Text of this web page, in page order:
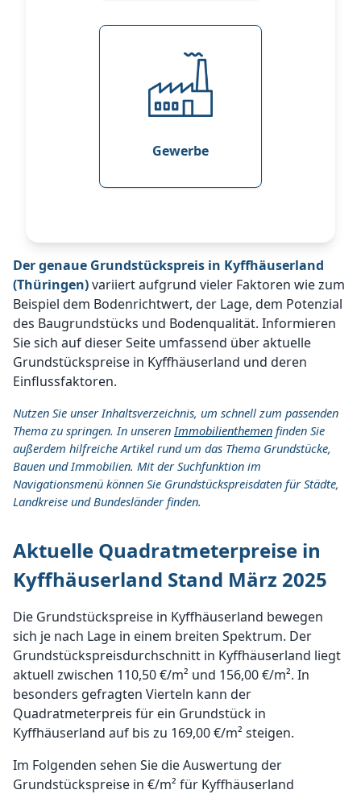
Gewerbe
Der genaue Grundstückspreis in Kyffhäuserland
(Thüringen)variiert aufgrund vieler Faktoren wie zum
Beispiel dem Bodenrichtwert, der Lage, dem Potenzial
des Baugrundstücks und Bodenqualität. Informieren
Sie sich auf dieser Seite umfassend über aktuelle
Grundstückspreise in Kyffhäuserland und deren
Einflussfaktoren.
Nutzen Sie unser Inhaltsverzeichnis, um schnell zum passenden
Thema zu springen. In unserenImmobilienthemen finden Sie
außerdem hilfreiche Artikel rund um das Thema Grundstücke,
Bauen und Immobilien. Mit der Suchfunktion im
Navigationsmenü können Sie Grundstückspreisdaten für Städte,
Landkreise und Bundesländer finden.
Aktuelle Quadratmeterpreise in
Kyffhäuserland Stand März 2025
Die Grundstückspreise in Kyffhäuserland bewegen
sich je nach Lage in einem breiten Spektrum. Der
Grundstückspreisdurchschnitt in Kyffhäuserland liegt
aktuell zwischen 110,50 €/m² und 156,00 €/m². In
besonders gefragten Vierteln kann der
Quadratmeterpreis für ein Grundstück in
Kyffhäuserland auf bis zu 169,00 €/m² steigen.
Im Folgenden sehen Sie die Auswertung der
Grundstückspreise in €/m² für Kyffhäuserland